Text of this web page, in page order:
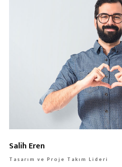
Salih Eren
Tasarım ve Proje Takım Lideri